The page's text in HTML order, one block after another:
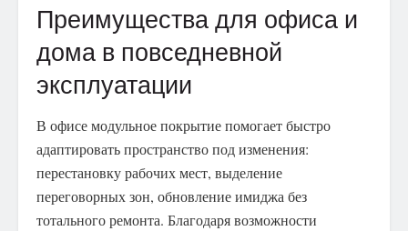
Преимущества для офиса и
дома в повседневной
эксплуатации
В офисе модульное покрытие помогает быстро
адаптировать пространство под изменения:
перестановку рабочих мест, выделение
переговорных зон, обновление имиджа без
тотального ремонта. Благодаря возможности